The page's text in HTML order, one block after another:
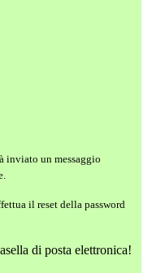
inviato un messaggio
il reset della password
di posta elettronica!